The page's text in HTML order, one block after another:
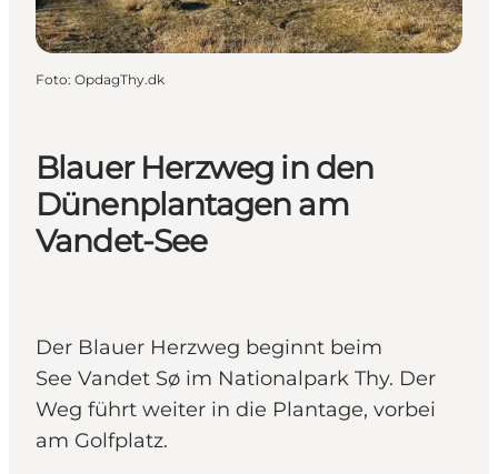
Blauer Herzweg in den
Dünenplantagen am
Vandet-See
Der Blauer Herzweg beginnt beim
See Vandet Sø im Nationalpark Thy. Der
Weg führt weiter in die Plantage, vorbei
am Golfplatz.
Foto: OpdagThy.dk